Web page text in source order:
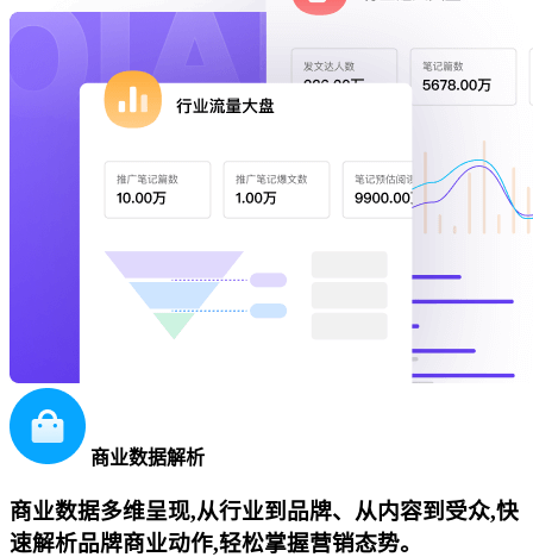
商业数据解析
商业数据多维呈现,从行业到品牌、从内容到受众,快
速解析品牌商业动作,轻松掌握营销态势。